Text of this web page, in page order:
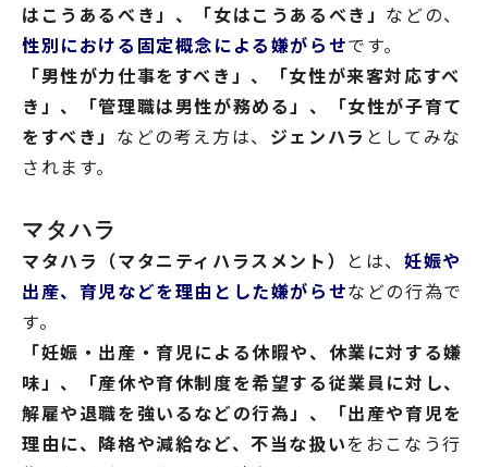
はこうあるべき」、「女はこうあるべき」 などの、
性別における固定概念による嫌がらせです。
「男性が力仕事をすべき」、「女性が来客対応すべ
き」、「管理職は男性が務める」、「女性が子育て
をすべき」 などの考え方は、 ジェンハラ としてみな
されます。
マタハラ
マタハラ（マタニティハラスメント）
とは、妊娠や
出産、育児などを理由とした嫌がらせなどの行為で
す。
「妊娠・出産・育児による休暇や、休業に対する嫌
味」、「産休や育休制度を希望する従業員に対し、
解雇や退職を強いるなどの行為」、「出産や育児を
理由に、降格や減給など、不当な扱いをおこなう行